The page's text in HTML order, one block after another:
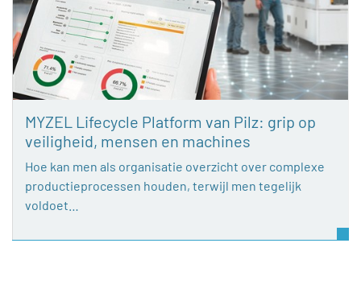
MYZEL Lifecycle Platform van Pilz: grip op
veiligheid, mensen en machines
Hoe kan men als organisatie overzicht over complexe
productieprocessen houden, terwijl men tegelijk
voldoet…